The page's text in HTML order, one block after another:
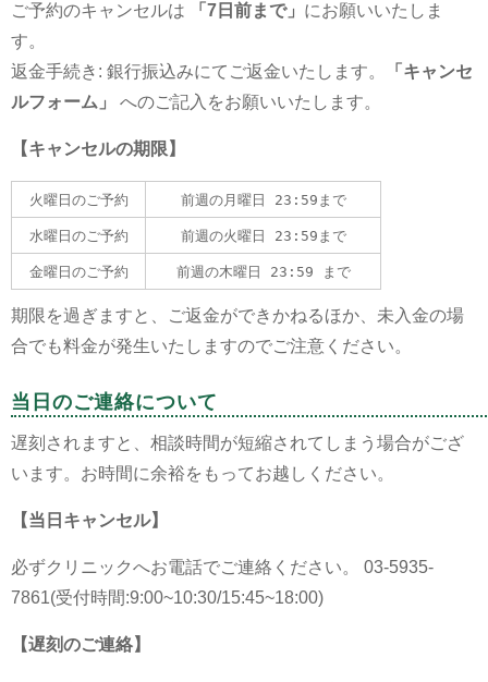
ご予約のキャンセルは 「7日前まで」 にお願いいたしま
す。
返金手続き: 銀行振込みにてご返金いたします。
「キャンセ
ルフォーム」
へのご記入をお願いいたします。
【キャンセルの期限】
火曜日のご予約 前週の月曜日 23:59まで
水曜日のご予約 前週の火曜日 23:59まで
金曜日のご予約 前週の木曜日 23:59 まで
期限を過ぎますと、ご返金ができかねるほか、未入金の場
合でも料金が発生いたしますのでご注意ください。
当日のご連絡について
遅刻されますと、相談時間が短縮されてしまう場合がござ
います。お時間に余裕をもってお越しください。
【当日キャンセル】
必ずクリニックへお電話でご連絡ください。 03-5935-
7861(受付時間:9:00~10:30/15:45~18:00)
【遅刻のご連絡】